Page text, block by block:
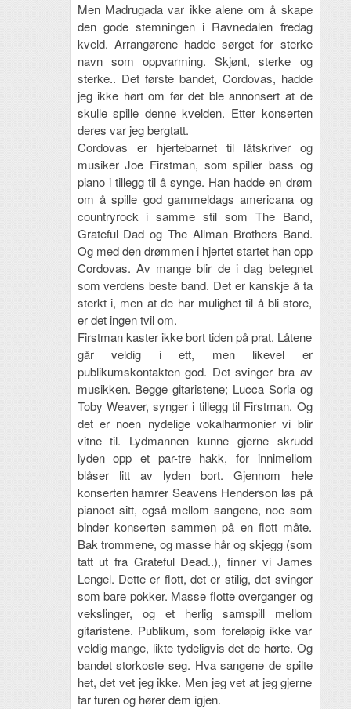
Men Madrugada var ikke alene om å skape
den gode stemningen i Ravnedalen fredag
kveld. Arrangørene hadde sørget for sterke
navn som oppvarming. Skjønt, sterke og
sterke.. Det første bandet, Cordovas, hadde
jeg ikke hørt om før det ble annonsert at de
skulle spille denne kvelden. Etter konserten
deres var jeg bergtatt.
Cordovas er hjertebarnet til låtskriver og
musiker Joe Firstman, som spiller bass og
piano i tillegg til å synge. Han hadde en drøm
om å spille god gammeldags americana og
countryrock i samme stil som The Band,
Grateful Dad og The Allman Brothers Band.
Og med den drømmen i hjertet startet han opp
Cordovas. Av mange blir de i dag betegnet
som verdens beste band. Det er kanskje å ta
sterkt i, men at de har mulighet til å bli store,
er det ingen tvil om.
Firstman kaster ikke bort tiden på prat. Låtene
går veldig i ett, men likevel er
publikumskontakten god. Det svinger bra av
musikken. Begge gitaristene; Lucca Soria og
Toby Weaver, synger i tillegg til Firstman. Og
det er noen nydelige vokalharmonier vi blir
vitne til. Lydmannen kunne gjerne skrudd
lyden opp et par-tre hakk, for innimellom
blåser litt av lyden bort. Gjennom hele
konserten hamrer Seavens Henderson løs på
pianoet sitt, også mellom sangene, noe som
binder konserten sammen på en flott måte.
Bak trommene, og masse hår og skjegg (som
tatt ut fra Grateful Dead..), finner vi James
Lengel. Dette er flott, det er stilig, det svinger
som bare pokker. Masse flotte overganger og
vekslinger, og et herlig samspill mellom
gitaristene. Publikum, som foreløpig ikke var
veldig mange, likte tydeligvis det de hørte. Og
bandet storkoste seg. Hva sangene de spilte
het, det vet jeg ikke. Men jeg vet at jeg gjerne
tar turen og hører dem igjen.